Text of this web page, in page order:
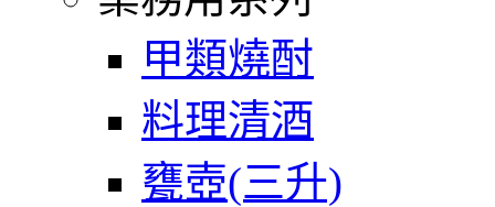
甲類燒酎
料理清酒
甕壺(三升)